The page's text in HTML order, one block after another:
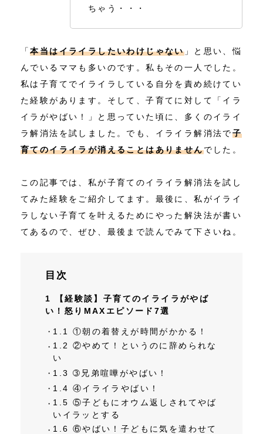
ちゃう・・・
「本当はイライラしたいわけじゃない」と思い、悩
んでいるママも多いのです。私もその一人でした。
私は子育てでイライラしている自分を責め続けてい
た経験があります。そして、子育てに対して「イラ
イラがやばい！」と思っていた頃に、多くのイライ
ラ解消法を試しました。でも、イライラ解消法で子
育てのイライラが消えることはありませんでした。
この記事では、私が子育てのイライラ解消法を試し
てみた経験をご紹介してます。最後に、私がイライ
ラしない子育てを叶えるためにやった解決法が書い
てあるので、ぜひ、最後まで読んでみて下さいね。
目次
1
【経験談】子育てのイライラがやば
い！怒りMAXエピソード7選
1.1
①朝の着替えが時間がかかる！
1.2
②やめて！というのに辞められな
い
1.3
➂兄弟喧嘩がやばい！
1.4 ④イライラやばい！
1.5 ⑤子どもにオウム返しされてやば
いイラッとする
1.6 ⑥やばい！子どもに気を遣わせて